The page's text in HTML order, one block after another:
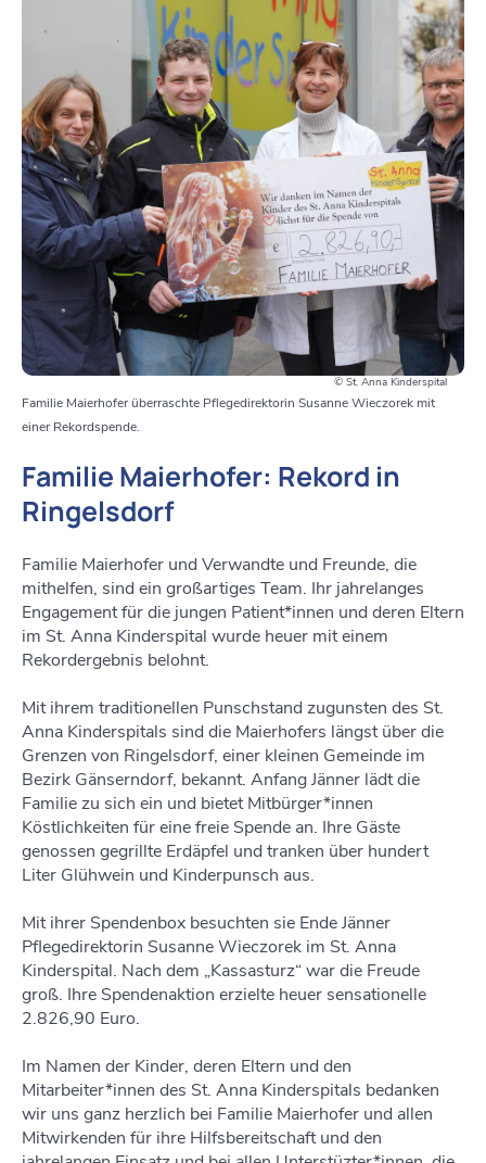
© St. Anna Kinderspital
Familie Maierhofer überraschte Pflegedirektorin Susanne Wieczorek mit
einer Rekordspende.
Familie Maierhofer: Rekord in
Ringelsdorf
Familie Maierhofer und Verwandte und Freunde, die
mithelfen, sind ein großartiges Team. Ihr jahrelanges
Engagement für die jungen Patient*innen und deren Eltern
im St. Anna Kinderspital wurde heuer mit einem
Rekordergebnis belohnt.
Mit ihrem traditionellen Punschstand zugunsten des St.
Anna Kinderspitals sind die Maierhofers längst über die
Grenzen von Ringelsdorf, einer kleinen Gemeinde im
Bezirk Gänserndorf, bekannt. Anfang Jänner lädt die
Familie zu sich ein und bietet Mitbürger*innen
Köstlichkeiten für eine freie Spende an. Ihre Gäste
genossen gegrillte Erdäpfel und tranken über hundert
Liter Glühwein und Kinderpunsch aus.
Mit ihrer Spendenbox besuchten sie Ende Jänner
Pflegedirektorin Susanne Wieczorek im St. Anna
Kinderspital. Nach dem „Kassasturz“ war die Freude
groß. Ihre Spendenaktion erzielte heuer sensationelle
2.826,90 Euro.
Im Namen der Kinder, deren Eltern und den
Mitarbeiter*innen des St. Anna Kinderspitals bedanken
wir uns ganz herzlich bei Familie Maierhofer und allen
Mitwirkenden für ihre Hilfsbereitschaft und den